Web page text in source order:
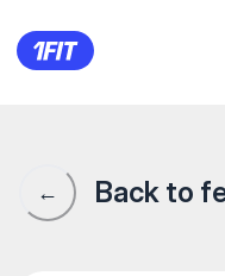
Салмақ
← Back to